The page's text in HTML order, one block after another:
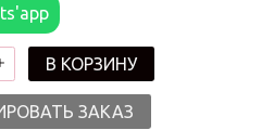
В КОРЗИНУ
ЗАКАЗ